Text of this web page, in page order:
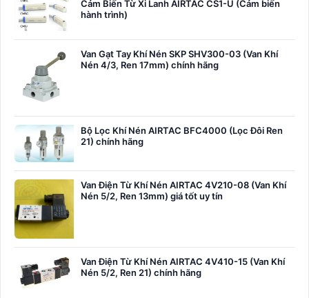
Cảm Biến Từ Xi Lanh AIRTAC CS1-U (Cảm biến
hành trình)
Van Gạt Tay Khí Nén SKP SHV300-03 (Van Khí
Nén 4/3, Ren 17mm) chính hãng
Bộ Lọc Khí Nén AIRTAC BFC4000 (Lọc Đôi Ren
21) chính hãng
Van Điện Từ Khí Nén AIRTAC 4V210-08 (Van Khí
Nén 5/2, Ren 13mm) giá tốt uy tín
Van Điện Từ Khí Nén AIRTAC 4V410-15 (Van Khí
Nén 5/2, Ren 21) chính hãng